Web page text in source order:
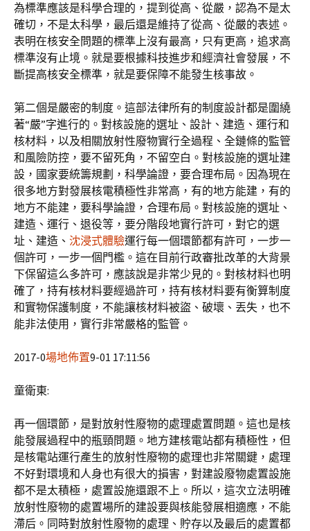
為標準應該是科學合理的，提到從高、從嚴，認為不是太
確切，不是太科學，最后還是維持了從高、從嚴的表述。
表明在核安全問題的標準上沒有最高，只有更高，追求高
標準沒有止境。就是要根據科技進步和經濟社會發展，不
斷提高核安全標準，就是要保障不能發生核事故。
第二個是嚴密的制度。這部法律所有的制度設計都是圍繞
著“嚴”字進行的。對核設施的選址、設計、建造、運行和
核材料，以及相關放射性廢物實行全過程、全鏈條的監管
和風險防控，要不留死角，不留空白。對核設施的選址建
設，國家要統籌規劃，科學論證，要合理布局。因為現在
很多地方對發展核電積極性非常高，有的地方能建，有的
地方不能建，要科學論證，合理布局。對核設施的選址、
建造、運行、退役等，要分階段地實行許可，對它的選
址、建造、 沈浸式體驗運行每一個環節都有許可，一步一
個許可，一步一個門檻。這在目前行政審批改革的大背景
下保留這么多許可，應該說是非常少見的。對核材料也明
確了，持有核材料要經過許可，持有核材料要有衡算制度
和實物保護制度，不能讓核材料被盜、破壞、丟失，也不
能非法使用，實行非常嚴格的監管。
2017-0場地佈置9-01 17:11:56
童衛東:
再一個環節，是對放射性廢物的處理處置問題。這也是核
能發展過程中的瓶頸問題。地方建核電站都有積極性，但
是核電站運行產生的放射性廢物的處理也非常關鍵，處理
不好對環境和人身也有很大的損害，對建設廢物處置設施
都不是太積極，處置設施還跟不上。所以，這次立法明確
放射性廢物的處置場所的建設要與核能發展相適應，不能
滯后。同時對放射性廢物的處理、貯存以及最后的處置都